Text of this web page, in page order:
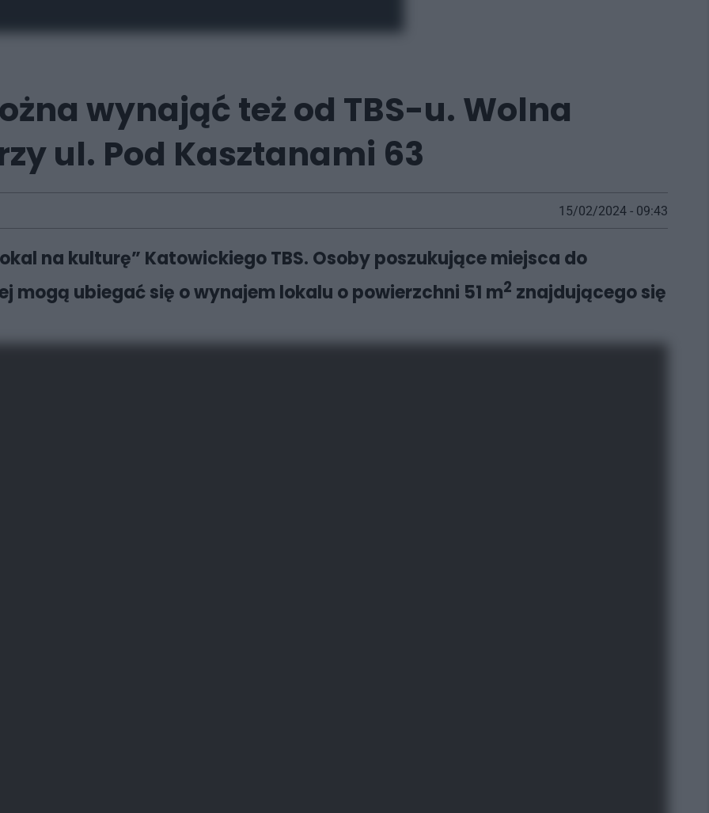
wynająć też od TBS-u. Wolna
ul. Pod Kasztanami 63
15/02/2024 - 09:43
na kulturę” Katowickiego TBS. Osoby poszukujące miejsca do
mogą ubiegać się o wynajem lokalu o powierzchni 51 m2 znajdującego się